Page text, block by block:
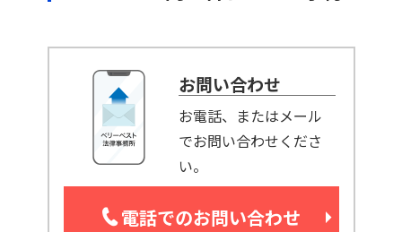
お問い合わせ
お電話、またはメール
でお問い合わせくださ
い。
電話でのお問い合わせ